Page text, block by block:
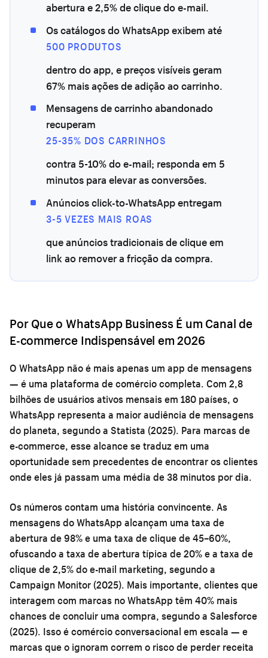
abertura e 2,5% de clique do e-mail.
Os catálogos do WhatsApp exibem até
500 PRODUTOS
dentro do app, e preços visíveis geram
67% mais ações de adição ao carrinho.
Mensagens de carrinho abandonado
recuperam
25-35% DOS CARRINHOS
contra 5-10% do e-mail; responda em 5
minutos para elevar as conversões.
Anúncios click-to-WhatsApp entregam
3-5 VEZES MAIS ROAS
que anúncios tradicionais de clique em
link ao remover a fricção da compra.
Por Que o WhatsApp Business É um Canal de
E-commerce Indispensável em 2026
O WhatsApp não é mais apenas um app de mensagens
— é uma plataforma de comércio completa. Com 2,8
bilhões de usuários ativos mensais em 180 países, o
WhatsApp representa a maior audiência de mensagens
do planeta, segundo a Statista (2025). Para marcas de
e-commerce, esse alcance se traduz em uma
oportunidade sem precedentes de encontrar os clientes
onde eles já passam uma média de 38 minutos por dia.
Os números contam uma história convincente. As
mensagens do WhatsApp alcançam uma taxa de
abertura de 98% e uma taxa de clique de 45–60%,
ofuscando a taxa de abertura típica de 20% e a taxa de
clique de 2,5% do e-mail marketing, segundo a
Campaign Monitor (2025). Mais importante, clientes que
interagem com marcas no WhatsApp têm 40% mais
chances de concluir uma compra, segundo a Salesforce
(2025). Isso é comércio conversacional em escala — e
marcas que o ignoram correm o risco de perder receita